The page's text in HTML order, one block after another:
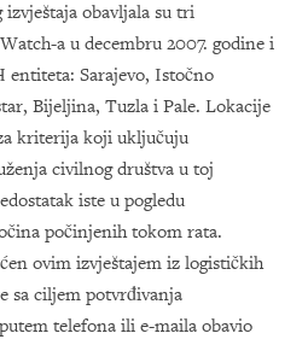
izvještaja obavljala su tri
a u decembru 2007. godine i
entiteta: Sarajevo, Istočno
Bijeljina, Tuzla i Pale. Lokacije
kriterija koji uključuju
civilnog društva u toj
iste u pogledu
počinjenih tokom rata.
ovim izvještajem iz logističkih
sa ciljem potvrđivanja
telefona ili e-maila obavio